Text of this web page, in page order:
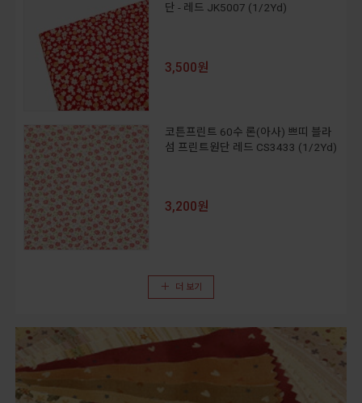
단 - 레드 JK5007 (1/2Yd)
3,500원
코튼프린트 60수 론(아사) 쁘띠 블라
섬 프린트원단 레드 CS3433 (1/2Yd)
3,200원
더 보기